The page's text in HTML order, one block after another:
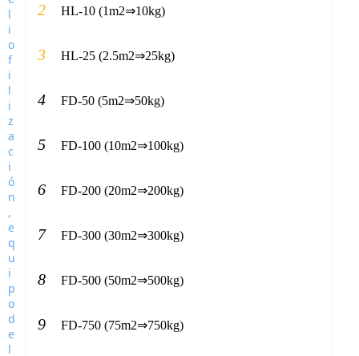
2 HL-10 (1m2⇒10kg)
3 HL-25 (2.5m2⇒25kg)
4 FD-50 (5m2⇒50kg)
5 FD-100 (10m2⇒100kg)
6 FD-200 (20m2⇒200kg)
7 FD-300 (30m2⇒300kg)
8 FD-500 (50m2⇒500kg)
9 FD-750 (75m2⇒750kg)